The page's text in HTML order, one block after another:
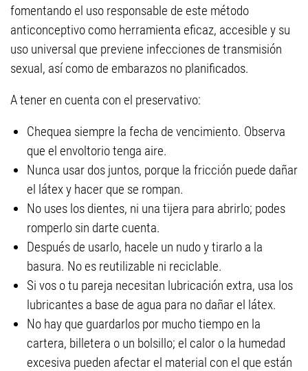
fomentando el uso responsable de este método
anticonceptivo como herramienta eficaz, accesible y su
uso universal que previene infecciones de transmisión
sexual, así como de embarazos no planificados.
A tener en cuenta con el preservativo:
Chequea siempre la fecha de vencimiento. Observa
que el envoltorio tenga aire.
Nunca usar dos juntos, porque la fricción puede dañar
el látex y hacer que se rompan.
No uses los dientes, ni una tijera para abrirlo; podes
romperlo sin darte cuenta.
Después de usarlo, hacele un nudo y tirarlo a la
basura. No es reutilizable ni reciclable.
Si vos o tu pareja necesitan lubricación extra, usa los
lubricantes a base de agua para no dañar el látex.
No hay que guardarlos por mucho tiempo en la
cartera, billetera o un bolsillo; el calor o la humedad
excesiva pueden afectar el material con el que están